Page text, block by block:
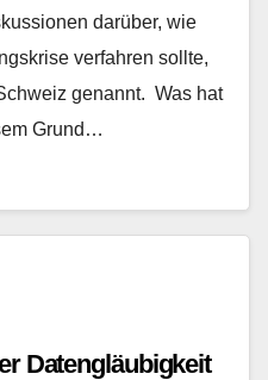
darüber, wie
verfahren sollte,
genannt. Was hat
Grund…
Datengläubigkeit